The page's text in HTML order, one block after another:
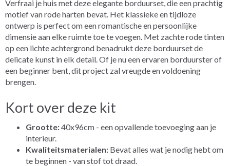
Verfraai je huis met deze elegante borduurset, die een prachtig
motief van rode harten bevat. Het klassieke en tijdloze
ontwerp is perfect om een romantische en persoonlijke
dimensie aan elke ruimte toe te voegen. Met zachte rode tinten
op een lichte achtergrond benadrukt deze borduurset de
delicate kunst in elk detail. Of je nu een ervaren borduurster of
een beginner bent, dit project zal vreugde en voldoening
brengen.
Kort over deze kit
Grootte:40x96cm - een opvallende toevoeging aan je
interieur.
Kwaliteitsmaterialen: Bevat alles wat je nodig hebt om
te beginnen - van stof tot draad.